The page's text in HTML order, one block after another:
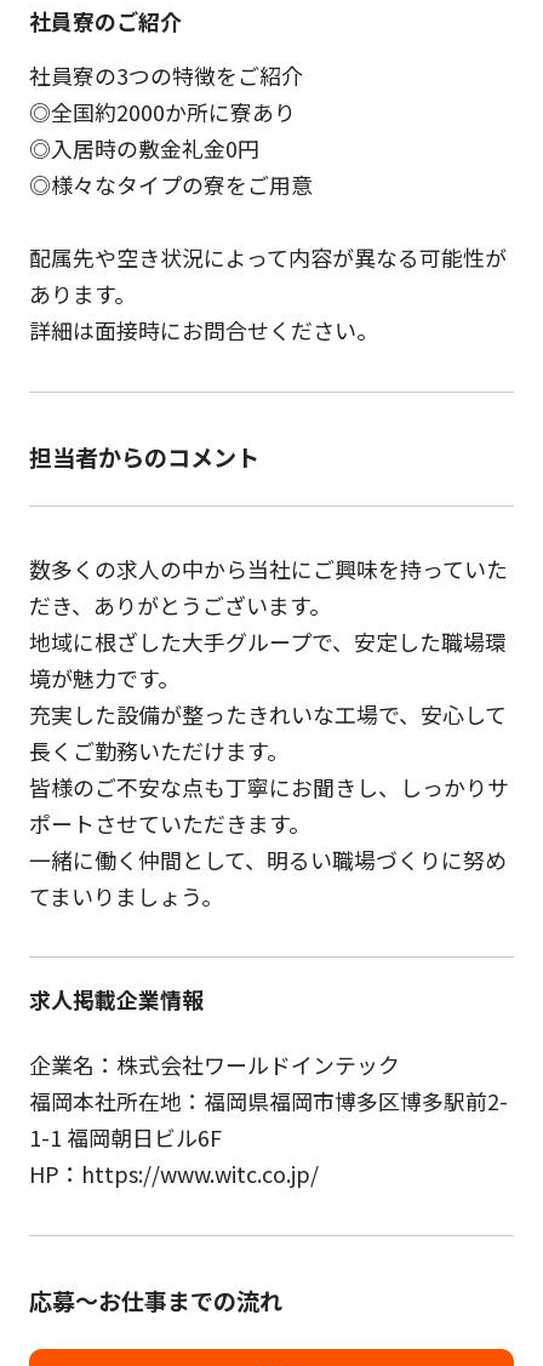
社員寮のご紹介
社員寮の3つの特徴をご紹介
◎全国約2000か所に寮あり
◎入居時の敷金礼金0円
◎様々なタイプの寮をご用意
配属先や空き状況によって内容が異なる可能性が
あります。
詳細は面接時にお問合せください。
担当者からのコメント
数多くの求人の中から当社にご興味を持っていた
だき、ありがとうございます。
地域に根ざした大手グループで、安定した職場環
境が魅力です。
充実した設備が整ったきれいな工場で、安心して
長くご勤務いただけます。
皆様のご不安な点も丁寧にお聞きし、しっかりサ
ポートさせていただきます。
一緒に働く仲間として、明るい職場づくりに努め
てまいりましょう。
求人掲載企業情報
企業名：株式会社ワールドインテック
福岡本社所在地：福岡県福岡市博多区博多駅前2-
1-1 福岡朝日ビル6F
HP：https://www.witc.co.jp/
応募～お仕事までの流れ